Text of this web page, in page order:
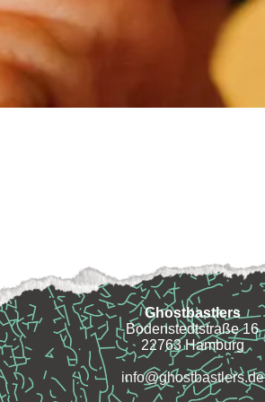
Ghostbastlers
Bodenstedtstraße 16
22763 Hamburg
info@ghostbastlers.de